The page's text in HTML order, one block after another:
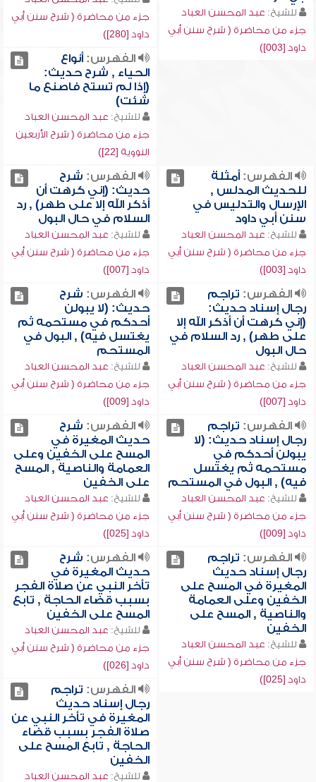
للشيخ: عبد المحسن العباد
جزء من محاضرة ( شرح سنن أبي
داود [003])
جزء من محاضرة ( شرح سنن أبي
داود [280])
الفهرس:أنواع
الحياء , شرح حديث:
(إذا لم تستح فاصنع ما
شئت)
للشيخ: عبد المحسن العباد
جزء من محاضرة ( شرح الأربعين
النووية [22])
الفهرس:أمثلة
للحديث المدلس ,
الإرسال والتدليس في
سنن أبي داود
للشيخ: عبد المحسن العباد
جزء من محاضرة ( شرح سنن أبي
داود [003])
الفهرس: شرح
حديث: (إني كرهت أن
أذكر الله إلا على طهر) , رد
السلام في حال البول
للشيخ: عبد المحسن العباد
جزء من محاضرة ( شرح سنن أبي
داود [007])
الفهرس: تراجم
رجال إسناد حديث:
(إني كرهت أن أذكر الله إلا
على طهر) , رد السلام في
حال البول
للشيخ: عبد المحسن العباد
جزء من محاضرة ( شرح سنن أبي
داود [007])
الفهرس: شرح
حديث: (لا يبولن
أحدكم في مستحمه ثم
يغتسل فيه) , البول في
المستحم
للشيخ: عبد المحسن العباد
جزء من محاضرة ( شرح سنن أبي
داود [009])
الفهرس: تراجم
رجال إسناد حديث: (لا
يبولن أحدكم في
مستحمه ثم يغتسل
فيه) , البول في المستحم
للشيخ: عبد المحسن العباد
جزء من محاضرة ( شرح سنن أبي
داود [009])
الفهرس: شرح
حديث المغيرة في
المسح على الخفين وعلى
العمامة والناصية , المسح
على الخفين
للشيخ: عبد المحسن العباد
جزء من محاضرة ( شرح سنن أبي
داود [025])
الفهرس: تراجم
رجال إسناد حديث
المغيرة في المسح على
الخفين وعلى العمامة
والناصية , المسح على
الخفين
للشيخ: عبد المحسن العباد
جزء من محاضرة ( شرح سنن أبي
داود [025])
الفهرس: شرح
حديث المغيرة في
تأخر النبي عن صلاة الفجر
بسبب قضاء الحاجة , تابع
المسح على الخفين
للشيخ: عبد المحسن العباد
جزء من محاضرة ( شرح سنن أبي
داود [026])
الفهرس: تراجم
رجال إسناد حديث
المغيرة في تأخر النبي عن
صلاة الفجر بسبب قضاء
الحاجة , تابع المسح على
الخفين
للشيخ: عبد المحسن العباد